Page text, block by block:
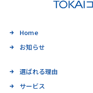
Home
お知らせ
選ばれる理由
サービス